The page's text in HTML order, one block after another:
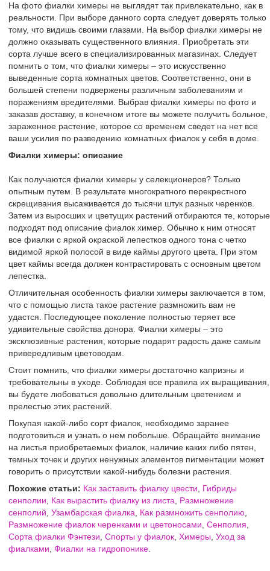
На фото фиалки химеры не выглядят так привлекательно, как в
реальности. При выборе данного сорта следует доверять только
тому, что видишь своими глазами. На выбор фиалки химеры не
должно оказывать существенного влияния. Приобретать эти
сорта лучше всего в специализированных магазинах. Следует
помнить о том, что фиалки химеры – это искусственно
выведенные сорта комнатных цветов. Соответственно, они в
большей степени подвержены различным заболеваниям и
поражениям вредителями. Выбрав фиалки химеры по фото и
заказав доставку, в конечном итоге вы можете получить больное,
зараженное растение, которое со временем сведет на нет все
ваши усилия по разведению комнатных фиалок у себя в доме.
Фиалки химеры: описание
Как получаются фиалки химеры у селекционеров? Только
опытным путем. В результате многократного перекрестного
скрещивания высаживается до тысячи штук разных черенков.
Затем из выросших и цветущих растений отбираются те, которые
подходят под описание фиалок химер. Обычно к ним относят
все фиалки с яркой окраской лепестков одного тона с четко
видимой яркой полосой в виде каймы другого цвета. При этом
цвет каймы всегда должен контрастировать с основным цветом
лепестка.
Отличительная особенность фиалки химеры заключается в том,
что с помощью листа такое растение размножить вам не
удастся. Последующее поколение полностью теряет все
удивительные свойства донора. Фиалки химеры – это
эксклюзивные растения, которые подарят радость даже самым
привередливым цветоводам.
Стоит помнить, что фиалки химеры достаточно капризны и
требовательны в уходе. Соблюдая все правила их выращивания,
вы будете любоваться довольно длительным цветением и
прелестью этих растений.
Покупая какой-либо сорт фиалок, необходимо заранее
подготовиться и узнать о нем побольше. Обращайте внимание
на листья приобретаемых фиалок, наличие каких либо пятен,
темных точек и других ненужных элементов пигментации может
говорить о присутствии какой-нибудь болезни растения.
Похожие статьи: Как заставить фиалку цвести
Гибриды
сенполии
Как вырастить фиалку из листа
Размножение
сенполий Узамбарская фиалка Как размножить сенполию
Размножение фиалок черенками и цветоносами Сенполия
Сорта фиалки Фэнтези Спорты у фиалок Химеры Уход за
фиалками Фиалки на гидропонике